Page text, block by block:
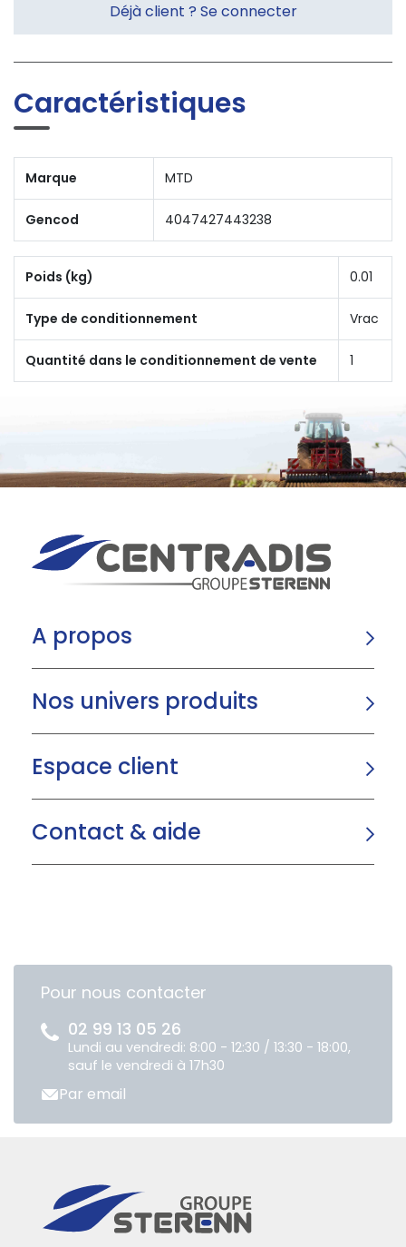
Déjà client ? Se connecter
Caractéristiques
Marque MTD
Gencod 4047427443238
Poids (kg) 0.01
Type de conditionnement Vrac
Quantité dans le conditionnement de vente 1
A propos
Nos univers produits
Espace client
Contact & aide
Pour nous contacter
02 99 13 05 26
Lundi au vendredi: 8:00 - 12:30 / 13:30 - 18:00,
sauf le vendredi à 17h30
Par email